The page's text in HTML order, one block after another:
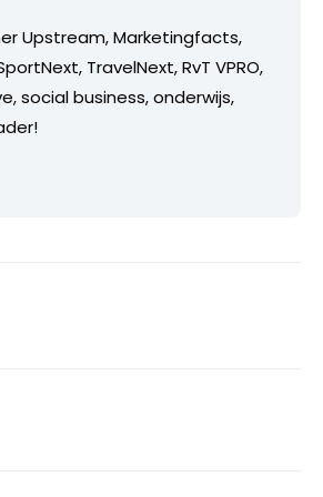
Upstream, Marketingfacts,
TravelNext, RvT VPRO,
social business, onderwijs,